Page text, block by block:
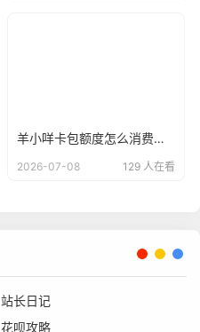
羊小咩卡包额度怎么消费变现?这两个常用方法教你提现
2026-07-08 129 人在看
站长日记
花呗攻略